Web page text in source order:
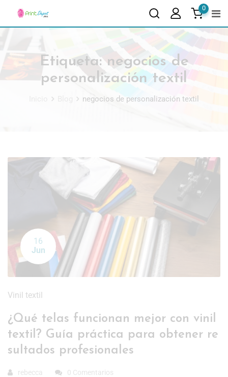
0
Etiqueta: negocios de
personalización textil
negocios de personalización textil
16
Jun
Vinil textil
¿Qué telas funcionan mejor con vinil
textil? Guía práctica para obtener re
sultados profesionales
rebecca 0 Comentarios